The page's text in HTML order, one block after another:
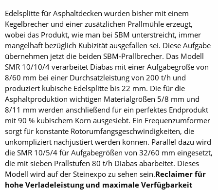
Edelsplitte für Asphaltdecken wurden bisher mit einem
Kegelbrecher und einer zusätzlichen Prallmühle erzeugt,
wobei das Produkt, wie man bei SBM unterstreicht, immer
mangelhaft bezüglich Kubizität ausgefallen sei. Diese Aufgabe
übernehmen jetzt die beiden SBM-Prallbrecher. Das Modell
SMR 10/10/4 verarbeitet Diabas mit einer Aufgabegröße von
8/60 mm bei einer Durchsatzleistung von 200 t/h und
produziert kubische Edelsplitte bis 22 mm. Die für die
Asphaltproduktion wichtigen Material­größen 5/8 mm und
8/11 mm werden anschließend für ein perfektes Endprodukt
mit 90 % kubischem Korn ausgesiebt. Ein Frequenzumformer
sorgt für konstante Rotorumfangsgeschwindigkeiten, die
unkompliziert nachjustiert werden können. Parallel dazu wird
die SMR 10/5/4 für Aufgabegrößen von 32/60 mm eingesetzt,
die mit sieben Prallstufen 80 t/h Diabas abarbeitet. Dieses
Modell wird auf der Steinexpo zu sehen sein.Reclaimer für
hohe Verladeleistung und maximale Verfügbarkeit